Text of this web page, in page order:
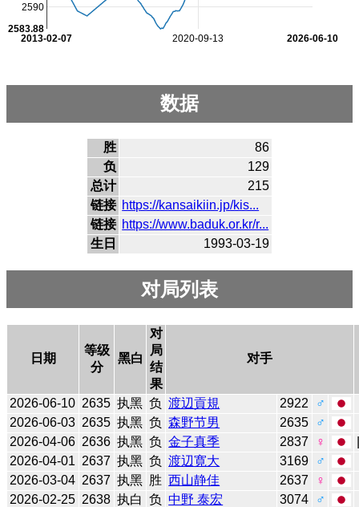
2020-09-13
2013-02-07 2026-06-10
2590
2583.88
数据
胜
86
负
129
总计
215
链接 https://kansaikiin.jp/kis...
链接 https://www.baduk.or.kr/r...
生日
1993-03-19
对局列表
日期
等级
分
黑白
对
局
结
果
对手
2026-06-10 2635 执黑 负 渡辺貢規 2922
♂
2026-06-03 2635 执黑 负 森野节男 2635
♂
2026-04-06 2636 执黑 负 金子真季 2837 ♀
2026-04-01 2637 执黑 负 渡辺寛大 3169
♂
2026-03-04 2637 执黑 胜 西山静佳 2637
♀
2026-02-25 2638 执白 负 中野 泰宏 3074
♂